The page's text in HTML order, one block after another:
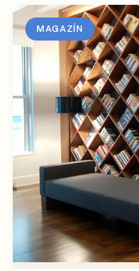
MAGAZÍN